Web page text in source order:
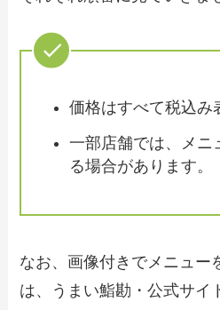
ウト全メニュー
ウト全メニュー
文方法やクーポ
【2024年最新】
【2024年最新
ニュー！お持ち
クーポン情報も
価格はすべて税込み
一部店舗では、メニ
る場合があります。
なお、画像付きでメニュー
は、うまい鮨勘・公式サイ